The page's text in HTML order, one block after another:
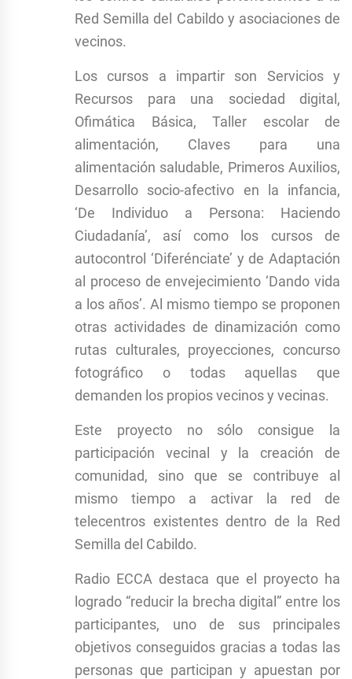
Red Semilla del Cabildo y asociaciones de
vecinos.
Los cursos a impartir son Servicios y
Recursos para una sociedad digital,
Ofimática Básica, Taller escolar de
alimentación, Claves para una
alimentación saludable, Primeros Auxilios,
Desarrollo socio-afectivo en la infancia,
‘De Individuo a Persona: Haciendo
Ciudadanía’, así como los cursos de
autocontrol ‘Diferénciate’ y de Adaptación
al proceso de envejecimiento ‘Dando vida
a los años’. Al mismo tiempo se proponen
otras actividades de dinamización como
rutas culturales, proyecciones, concurso
fotográfico o todas aquellas que
demanden los propios vecinos y vecinas.
Este proyecto no sólo consigue la
participación vecinal y la creación de
comunidad, sino que se contribuye al
mismo tiempo a activar la red de
telecentros existentes dentro de la Red
Semilla del Cabildo.
Radio ECCA destaca que el proyecto ha
logrado “reducir la brecha digital” entre los
participantes, uno de sus principales
objetivos conseguidos gracias a todas las
personas que participan y apuestan por